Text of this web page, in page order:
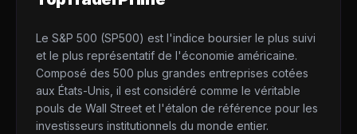
Le S&P 500 (SP500) est l'indice boursier le plus suivi
et le plus représentatif de l'économie américaine.
Composé des 500 plus grandes entreprises cotées
aux États-Unis, il est considéré comme le véritable
pouls de Wall Street et l'étalon de référence pour les
investisseurs institutionnels du monde entier.